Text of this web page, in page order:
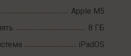
Apple M5
8 ГБ
iPadOS